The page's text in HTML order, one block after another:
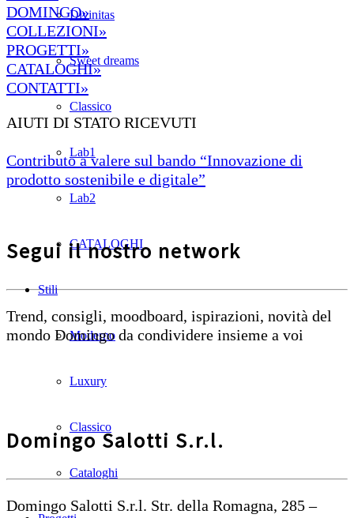
Divinitas
Sweet dreams
Classico
Lab1
Lab2
CATALOGHI
Stili
Moderno
Luxury
Classico
Cataloghi
DOMINGO»
COLLEZIONI»
PROGETTI»
CATALOGHI»
CONTATTI»
AIUTI DI STATO RICEVUTI
Contributo a valere sul bando “Innovazione di
prodotto sostenibile e digitale”
Segui il nostro network
Trend, consigli, moodboard, ispirazioni, novità del
mondo Domingo da condividere insieme a voi
Domingo Salotti S.r.l.
Domingo Salotti S.r.l. Str. della Romagna, 285 –